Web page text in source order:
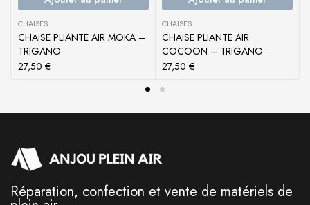
CHAISES
CHAISE PLIANTE AIR MOKA –
TRIGANO
27,50 €
CHAISES
CHAISE PLIANTE AIR
COCOON – TRIGANO
27,50 €
Réparation, confection et vente de matériels de